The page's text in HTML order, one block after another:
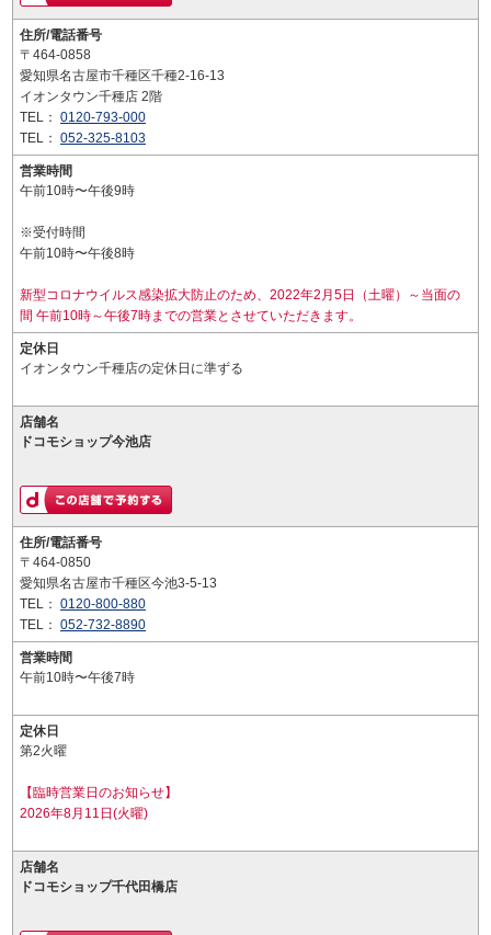
住所/電話番号
〒464-0858
愛知県名古屋市千種区千種2-16-13
イオンタウン千種店 2階
TEL： 0120-793-000
TEL： 052-325-8103
営業時間
午前10時〜午後9時
※受付時間
午前10時〜午後8時
新型コロナウイルス感染拡大防止のため、2022年2月5日（土曜）～当面の
間 午前10時～午後7時までの営業とさせていただきます。
定休日
イオンタウン千種店の定休日に準ずる
店舗名
ドコモショップ今池店
住所/電話番号
〒464-0850
愛知県名古屋市千種区今池3-5-13
TEL： 0120-800-880
TEL： 052-732-8890
営業時間
午前10時〜午後7時
定休日
第2火曜
【臨時営業日のお知らせ】
2026年8月11日(火曜)
店舗名
ドコモショップ千代田橋店